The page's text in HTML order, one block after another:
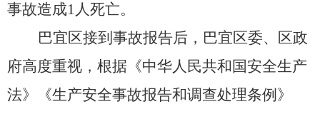
事故造成1人死亡。
巴宜区接到事故报告后，巴宜区委、区政
府高度重视，根据《中华人民共和国安全生产
法》《生产安全事故报告和调查处理条例》